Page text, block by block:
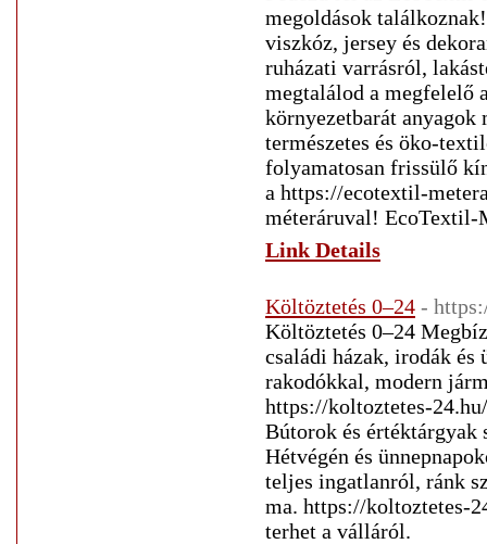
megoldások
viszkóz, jersey és
ruházati varrásról,
megtalálod a megfelelő
környezetbarát
természetes és öko-
folyamatosan frissülő
a https://ecotextil-
méteráruval! EcoTextil-
Link Details
Költöztetés 0–24 -
Költöztetés 0–24
családi házak, irodák és
rakodókkal, modern
https://koltoztetes-
Bútorok és értéktárgyak
Hétvégén és
teljes ingatlanról, ránk
ma. https://koltoztetes-
terhet a válláról.